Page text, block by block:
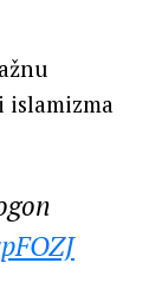
islamizma